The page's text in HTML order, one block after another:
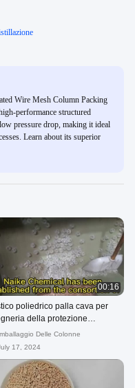
Wire Mesh Column Packing
performance structured
pressure drop, making it ideal
Learn about its superior
00:16
poliedrico palla cava per
della protezione
Delle Colonne
17, 2024